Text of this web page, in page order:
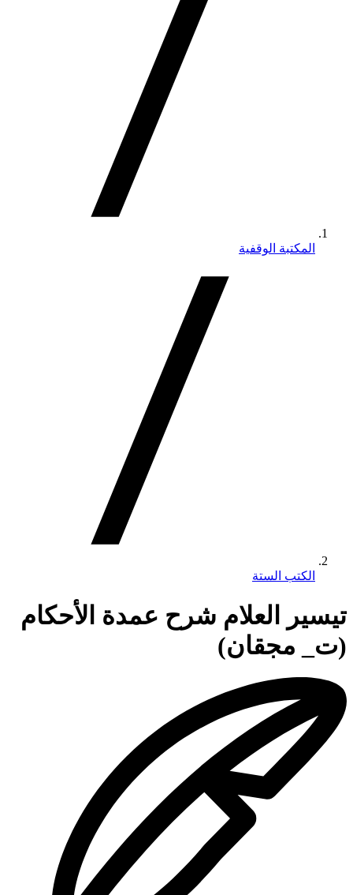
المكتبة الوقفية
الكتب الستة
تيسير العلام شرح عمدة الأحكام
(ت_ مجقان)